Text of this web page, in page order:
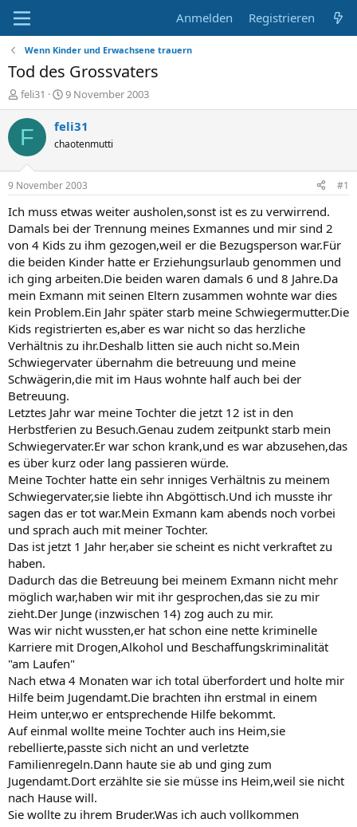
Anmelden Registrieren
Wenn Kinder und Erwachsene trauern
Tod des Grossvaters
E
r
s
l
e
r
feli31
E
r
s
e
l
t
a
m
9 November 2003
F feli31
chaotenmutti
9 November 2003 #1
Ich muss etwas weiter ausholen,sonst ist es zu verwirrend.
Damals bei der Trennung meines Exmannes und mir sind 2
von 4 Kids zu ihm gezogen,weil er die Bezugsperson war.Für
die beiden Kinder hatte er Erziehungsurlaub genommen und
ich ging arbeiten.Die beiden waren damals 6 und 8 Jahre.Da
mein Exmann mit seinen Eltern zusammen wohnte war dies
kein Problem.Ein Jahr später starb meine Schwiegermutter.Die
Kids registrierten es,aber es war nicht so das herzliche
Verhältnis zu ihr.Deshalb litten sie auch nicht so.Mein
Schwiegervater übernahm die betreuung und meine
Schwägerin,die mit im Haus wohnte half auch bei der
Betreuung.
Letztes Jahr war meine Tochter die jetzt 12 ist in den
Herbstferien zu Besuch.Genau zudem zeitpunkt starb mein
Schwiegervater.Er war schon krank,und es war abzusehen,das
es über kurz oder lang passieren würde.
Meine Tochter hatte ein sehr inniges Verhältnis zu meinem
Schwiegervater,sie liebte ihn Abgöttisch.Und ich musste ihr
sagen das er tot war.Mein Exmann kam abends noch vorbei
und sprach auch mit meiner Tochter.
Das ist jetzt 1 Jahr her,aber sie scheint es nicht verkraftet zu
haben.
Dadurch das die Betreuung bei meinem Exmann nicht mehr
möglich war,haben wir mit ihr gesprochen,das sie zu mir
zieht.Der Junge (inzwischen 14) zog auch zu mir.
Was wir nicht wussten,er hat schon eine nette kriminelle
Karriere mit Drogen,Alkohol und Beschaffungskriminalität
"am Laufen"
Nach etwa 4 Monaten war ich total überfordert und holte mir
Hilfe beim Jugendamt.Die brachten ihn erstmal in einem
Heim unter,wo er entsprechende Hilfe bekommt.
Auf einmal wollte meine Tochter auch ins Heim,sie
rebellierte,passte sich nicht an und verletzte
Familienregeln.Dann haute sie ab und ging zum
Jugendamt.Dort erzählte sie sie müsse ins Heim,weil sie nicht
nach Hause will.
Sie wollte zu ihrem Bruder.Was ich auch vollkommen